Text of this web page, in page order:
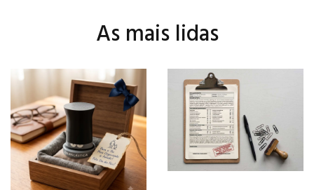
As mais lidas